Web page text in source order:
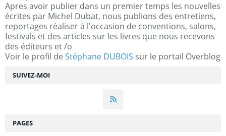
SUIVEZ-MOI
Apres avoir publier dans un premier temps les nouvelles
écrites par Michel Dubat, nous publions des entretiens,
reportages réaliser à l'occasion de conventions, salons,
festivals et des articles sur les livres que nous recevons
des éditeurs et /o
Voir le profil de Stéphane DUBOIS sur le portail Overblog
PAGES